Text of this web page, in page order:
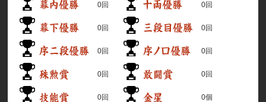
0回 0回
0回 0回
0回 0回
0回 0回
0回 0個